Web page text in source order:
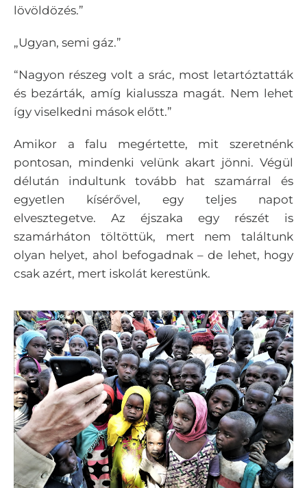
lövöldözés.”
„Ugyan, semi gáz.”
“Nagyon részeg volt a srác, most letartóztatták
és bezárták, amíg kialussza magát. Nem lehet
így viselkedni mások előtt.”
Amikor a falu megértette, mit szeretnénk
pontosan, mindenki velünk akart jönni. Végül
délután indultunk tovább hat szamárral és
egyetlen kísérővel, egy teljes napot
elvesztegetve. Az éjszaka egy részét is
szamárháton töltöttük, mert nem találtunk
olyan helyet, ahol befogadnak – de lehet, hogy
csak azért, mert iskolát kerestünk.